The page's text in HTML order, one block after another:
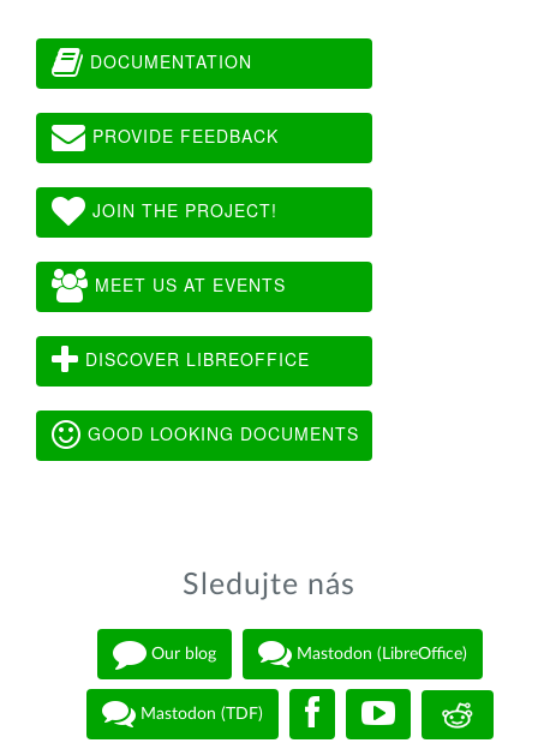
DOCUMENTATION
PROVIDE FEEDBACK
JOIN THE PROJECT!
MEET US AT EVENTS
DISCOVER LIBREOFFICE
GOOD LOOKING DOCUMENTS
Sledujte nás
Our blog Mastodon (LibreOffice)
Mastodon (TDF)